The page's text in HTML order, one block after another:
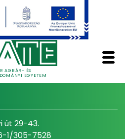
AGRÁR- ÉS
EGYETEM
út 29-43.
1/305-7528